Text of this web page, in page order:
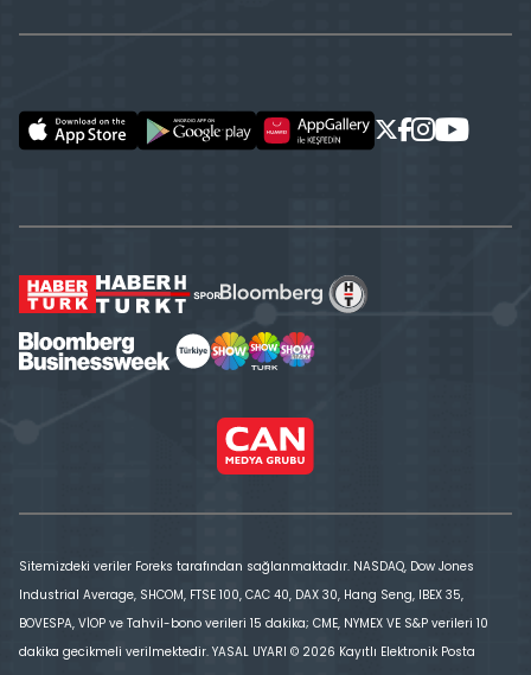
Sitemizdeki veriler Foreks tarafından sağlanmaktadır. NASDAQ, Dow Jones
Industrial Average, SHCOM, FTSE 100, CAC 40, DAX 30, Hang Seng, IBEX 35,
BOVESPA, VİOP ve Tahvil-bono verileri 15 dakika; CME, NYMEX VE S&P verileri 10
dakika gecikmeli verilmektedir. YASAL UYARI © 2026 Kayıtlı Elektronik Posta